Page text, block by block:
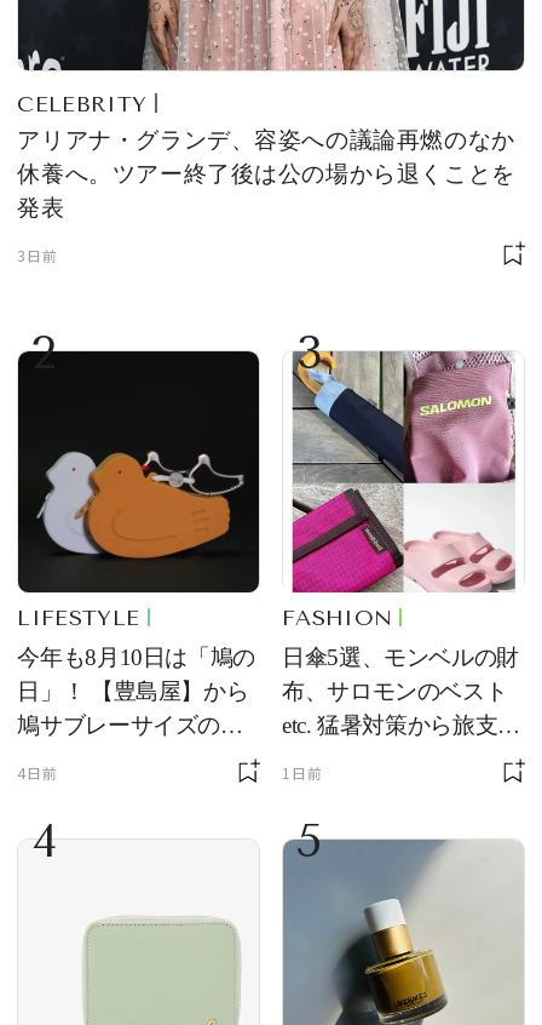
CELEBRITY
アリアナ・グランデ、容姿への議論再燃のなか
休養へ。ツアー終了後は公の場から退くことを
発表
3日前
2
LIFESTYLE
今年も8月10日は「鳩の
日」！ 【豊島屋】から
鳩サブレーサイズのポ
ーチ「はとっこ」を限
4日前
3
FASHION
日傘5選、モンベルの財
布、サロモンのベスト
etc. 猛暑対策から旅支度
まで！ ｜今週の人気記
1日前
4 5